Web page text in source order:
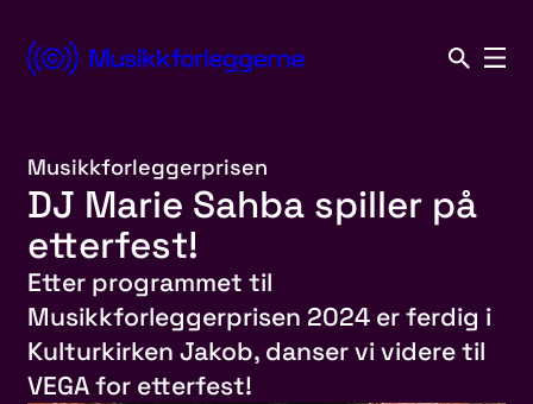
innhold
Norsk
Musikkforleggerprisen
DJ Marie Sahba spiller på
etterfest!
Etter programmet til
Musikkforleggerprisen 2024 er ferdig i
Kulturkirken Jakob, danser vi videre til
VEGA for etterfest!